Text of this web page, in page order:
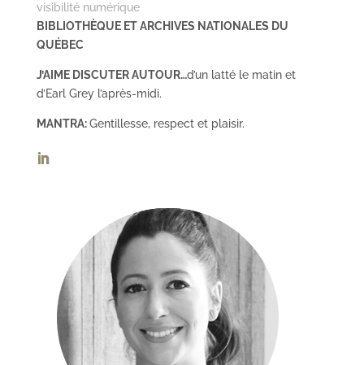
visibilité numérique
BIBLIOTHÈQUE ET ARCHIVES NATIONALES DU
QUÉBEC
J’AIME DISCUTER AUTOUR…d’un latté le matin et
d’Earl Grey l’après-midi.
MANTRA:Gentillesse, respect et plaisir.